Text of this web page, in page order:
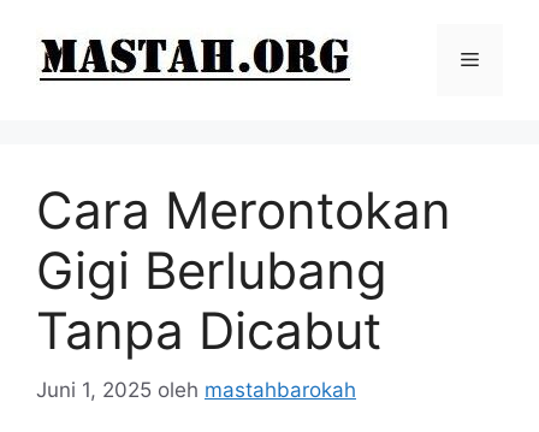
Menu
Cara Merontokan
Gigi Berlubang
Tanpa Dicabut
Juni 1, 2025 oleh mastahbarokah